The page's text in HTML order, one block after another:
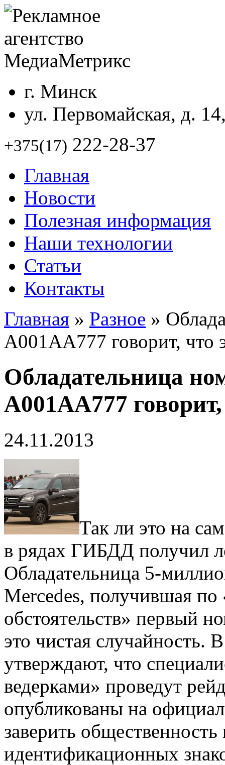
г. Минск
ул. Первомайская, д.
+375(17) 222-28-37
Главная
Новости
Полезная информация
Наши технологии
Статьи
Контакты
Главная » Разное »
A001AA777 говорит, что
Обладательница
A001AA777
24.11.2013
Так ли это на
в рядах ГИБДД получил
Обладательница 5-
Mercedes, получившая по
обстоятельств» первый
это чистая случайность.
утверждают, что
ведерками» проведут
опубликованы на
заверить
идентификационных